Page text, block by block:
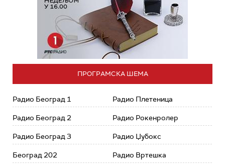
ПРОГРАМСКА ШЕМА
Радио Београд 1
Радио Београд 2
Радио Београд 3
Београд 202
Радио Плетеница
Радио Рокенролер
Радио Џубокс
Радио Вртешка